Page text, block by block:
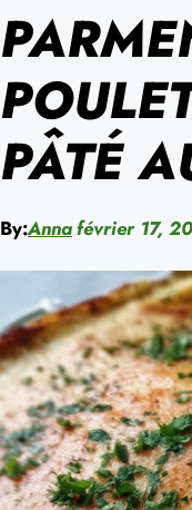
PÂTÉ
By:Annafévrier 17,